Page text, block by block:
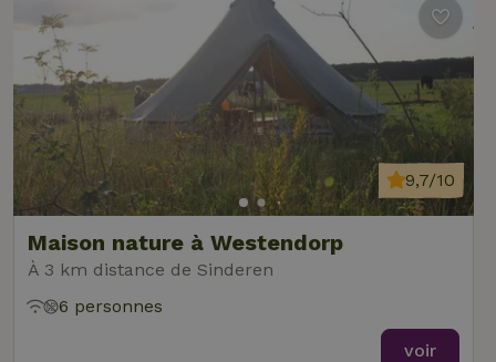
Maison nature à Westendorp
À 3 km distance de Sinderen
9,7/10
6 personnes
voir